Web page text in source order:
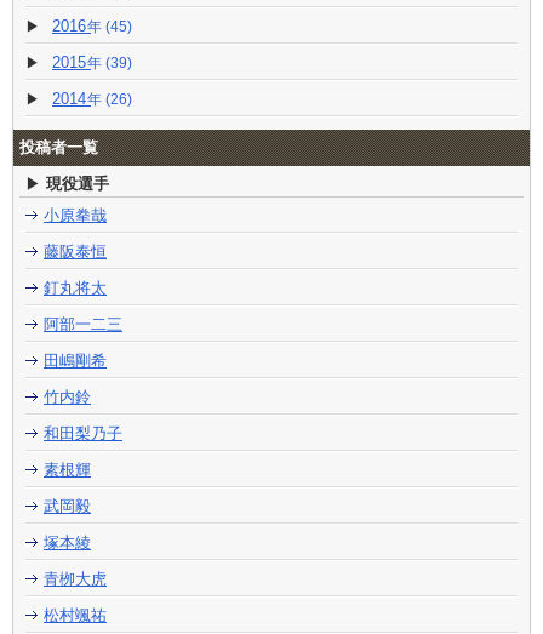
2016 (45)
2015 (39)
2014 (26)
投稿者一覧
現役選手
小原拳哉
藤阪泰恒
釘丸将太
阿部一二三
田嶋剛希
竹内鈴
和田梨乃子
素根輝
武岡毅
塚本綾
青栁大虎
松村颯祐